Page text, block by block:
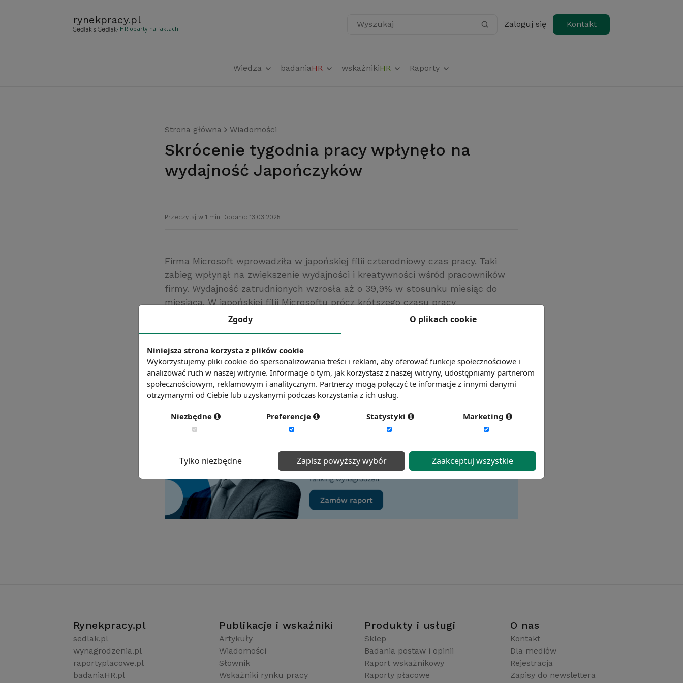
rynekpracy.pl
- HR oparty na faktach Wyszukaj Zaloguj się Kontakt
Wiedza badaniaHR wskaźnikiHR Raporty
Strona główna Wiadomości
Skrócenie tygodnia pracy wpłynęło na
wydajność Japończyków
Przeczytaj w 1 min. Dodano: 13.03.2025
Firma Microsoft wprowadziła w japońskiej filii czterodniowy czas pracy. Taki
zabieg wpłynął na zwiększenie wydajności i kreatywności wśród pracowników
firmy. Wydajność zatrudnionych wzrosła aż o 39,9% w stosunku miesiąc do
miesiąca. W japońskiej filii Microsoftu prócz krótszego czasu pracy
wprowadzono również krótsze spotkania zespołów pracowniczych, co sprawiło,
Chcesz wiedzieć więcej?Zobacz więcej wiadomości
Rynekpracy.pl
sedlak.pl
wynagrodzenia.pl
raportyplacowe.pl
badaniaHR.pl
Publikacje i wskaźniki
Artykuły
Wiadomości
Słownik
Wskaźniki rynku pracy
Produkty i usługi
Sklep
Badania postaw i opinii
Raport wskaźnikowy
Raporty płacowe
O nas
Kontakt
Dla mediów
Rejestracja
Zapisy do newslettera
Zgody O plikach cookie
Niniejsza strona korzysta z plików cookie
Wykorzystujemy pliki cookie do spersonalizowania treści i reklam, aby oferować funkcje społecznościowe i
analizować ruch w naszej witrynie. Informacje o tym, jak korzystasz z naszej witryny, udostępniamy partnerom
społecznościowym, reklamowym i analitycznym. Partnerzy mogą połączyć te informacje z innymi danymi
otrzymanymi od Ciebie lub uzyskanymi podczas korzystania z ich usług.
Niezbędne Preferencje Statystyki Marketing
Tylko niezbędne Zapisz powyższy wybór Zaakceptuj wszystkie